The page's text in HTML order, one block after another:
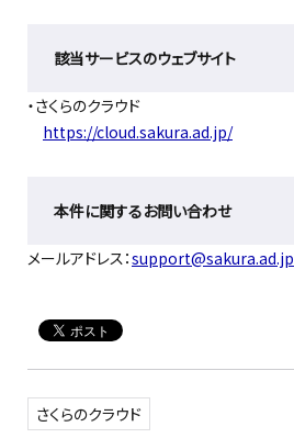
該当サービスのウェブサイト
・さくらのクラウド
https://cloud.sakura.ad.jp/
本件に関するお問い合わせ
メールアドレス：support@sakura.ad.jp
さくらのクラウド